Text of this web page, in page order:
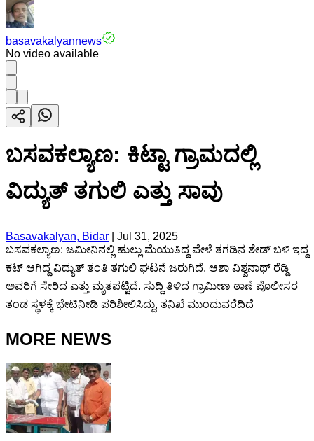
basavakalyannews
No video available
ಬಸವಕಲ್ಯಾಣ: ಕಿಟ್ಟಾ ಗ್ರಾಮದಲ್ಲಿ
ವಿದ್ಯುತ್ ತಗುಲಿ ಎತ್ತು ಸಾವು
Basavakalyan, Bidar
Jul 31, 2025
ಬಸವಕಲ್ಯಾಣ: ಜಮೀನಿನಲ್ಲಿ ಹುಲ್ಲು ಮೆಯುತಿದ್ದ ವೇಳೆ ತಗಡಿನ ಶೇಡ್ ಬಳಿ ಇದ್ದ
ಕಟ್ ಆಗಿದ್ದ ವಿದ್ಯುತ್ ತಂತಿ ತಗುಲಿ ಘಟನೆ ಜರುಗಿದೆ. ಆಶಾ ವಿಶ್ವನಾಥ್ ರೆಡ್ಡಿ
ಅವರಿಗೆ ಸೇರಿದ ಎತ್ತು ಮೃತಪಟ್ಟಿದೆ. ಸುದ್ದಿ ತಿಳಿದ ಗ್ರಾಮೀಣ ಠಾಣೆ ಪೊಲೀಸರ
ತಂಡ ಸ್ಥಳಕ್ಕೆ ಭೇಟಿನೀಡಿ ಪರಿಶೀಲಿಸಿದ್ದು, ತನಿಖೆ ಮುಂದುವರೆದಿದೆ
MORE NEWS